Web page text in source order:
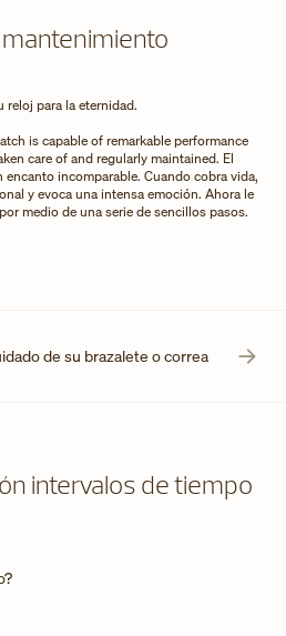
reloj para la eternidad.
is capable of remarkable performance
care of and regularly maintained. El
incomparable. Cuando cobra vida,
y evoca una intensa emoción. Ahora le
medio de una serie de sencillos pasos.
de su brazalete o correa
intervalos de tiempo